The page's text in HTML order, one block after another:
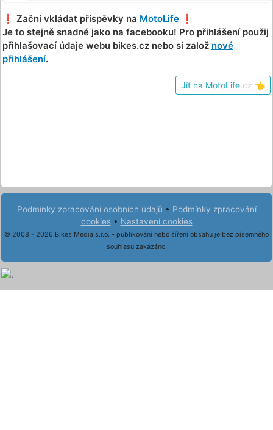
❗️ Začni vkládat příspěvky na MotoLife ❗️
Je to stejně snadné jako na facebooku! Pro přihlášení použij
přihlašovací údaje webu bikes.cz nebo si založ nové
přihlášení.
Jít na MotoLife .cz 👈
Podmínky zpracování osobních údajů • Podmínky zpracování
cookies• Nastavení cookies
© 2008 - 2026 Bikes Media s.r.o. - publikování nebo šíření obsahu je bez písemného
souhlasu zakázáno.